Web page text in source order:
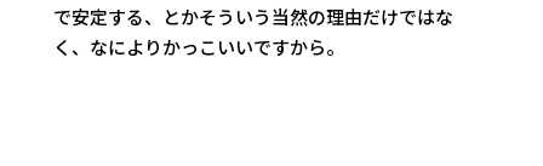
で安定する、とかそういう当然の理由だけではな
く、なによりかっこいいですから。